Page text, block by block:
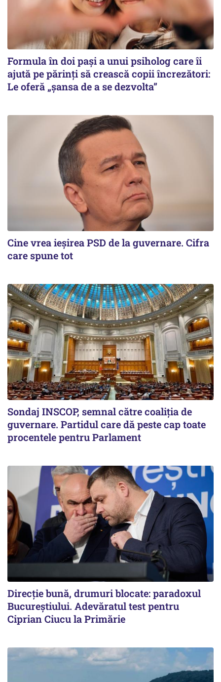
Formula în doi pași a unui psiholog care îi
ajută pe părinți să crească copii încrezători:
Le oferă „șansa de a se dezvolta”
Cine vrea ieșirea PSD de la guvernare. Cifra
care spune tot
Sondaj INSCOP, semnal către coaliția de
guvernare. Partidul care dă peste cap toate
procentele pentru Parlament
Direcție bună, drumuri blocate: paradoxul
Bucureștiului. Adevăratul test pentru
Ciprian Ciucu la Primărie